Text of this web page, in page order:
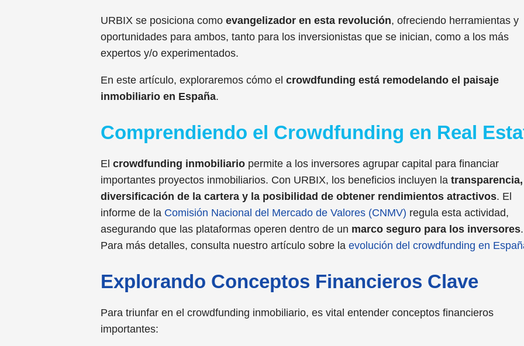
URBIX se posiciona como evangelizador en esta revolución, ofreciendo herramientas y
oportunidades para ambos, tanto para los inversionistas que se inician, como a los más
expertos y/o experimentados.
En este artículo, exploraremos cómo el crowdfunding está remodelando el paisaje
inmobiliario en España.
Comprendiendo el Crowdfunding en Real
El crowdfunding inmobiliario permite a los inversores agrupar capital para financiar
importantes proyectos inmobiliarios. Con URBIX, los beneficios incluyen la
diversificación de la cartera y la posibilidad de obtener rendimientos atractivos. El
informe de la Comisión Nacional del Mercado de Valores (CNMV) regula esta actividad,
asegurando que las plataformas operen dentro de un marco seguro para los inversores.
Para más detalles, consulta nuestro artículo sobre la evolución del crowdfunding en
Explorando Conceptos Financieros Clave
Para triunfar en el crowdfunding inmobiliario, es vital entender conceptos financieros
importantes: